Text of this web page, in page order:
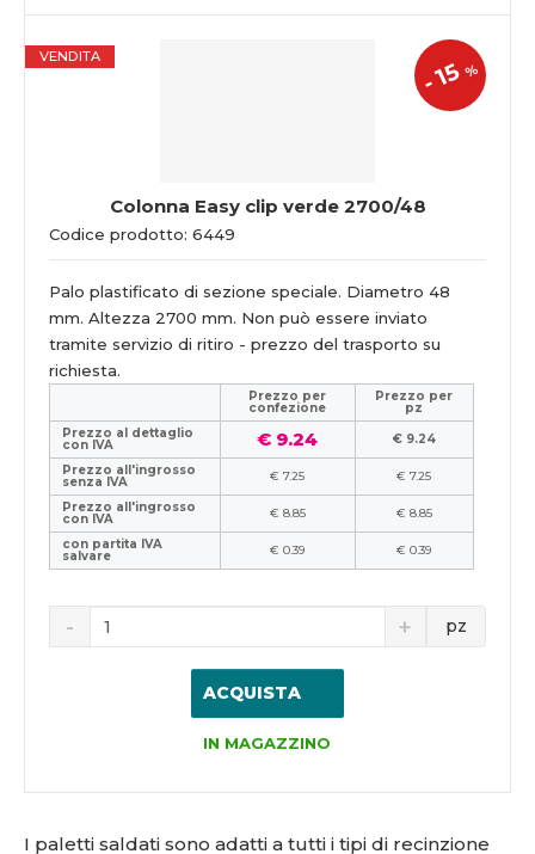
Colonna Easy clip verde 2700/48
Codice prodotto: 6449
-
15%
VENDITA
Palo plastificato di sezione speciale. Diametro 48
mm. Altezza 2700 mm. Non può essere inviato
tramite servizio di ritiro - prezzo del trasporto su
richiesta.
Prezzo per
confezione
Prezzo per
pz
Prezzo al dettaglio
con IVA € 9.24
€ 9.24
Prezzo all'ingrosso
senza IVA € 7.25
€ 7.25
Prezzo all'ingrosso
con IVA € 8.85
€ 8.85
con partita IVA
salvare € 0.39 € 0.39
pz
ACQUISTA
IN MAGAZZINO
I paletti saldati sono adatti a tutti i tipi di recinzione